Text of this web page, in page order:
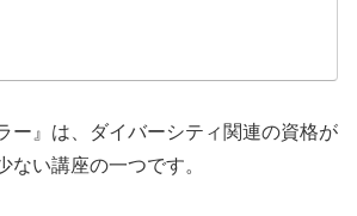
ー』は、ダイバーシティ関連の資格が
い講座の一つです。